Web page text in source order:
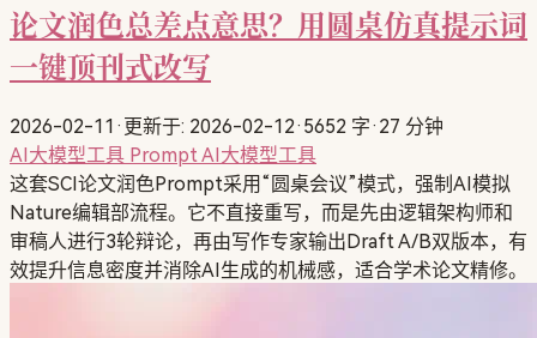
论文润色总差点意思？用圆桌仿真提示词
一键顶刊式改写
2026-02-11 · 更新于: 2026-02-12· 5652 字· 27 分钟
AI大模型工具 Prompt AI大模型工具
这套SCI论文润色Prompt采用“圆桌会议”模式，强制AI模拟
Nature编辑部流程。它不直接重写，而是先由逻辑架构师和
审稿人进行3轮辩论，再由写作专家输出Draft A/B双版本，有
效提升信息密度并消除AI生成的机械感，适合学术论文精修。